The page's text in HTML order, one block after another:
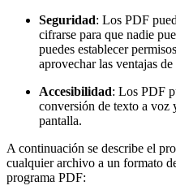
Seguridad: Los PDF
cifrarse para que nadie
puedes establecer
aprovechar las ventajas de
Accesibilidad: Los PDF
conversión de texto a voz
pantalla.
A continuación se describe el
cualquier archivo a un formato
programa PDF: